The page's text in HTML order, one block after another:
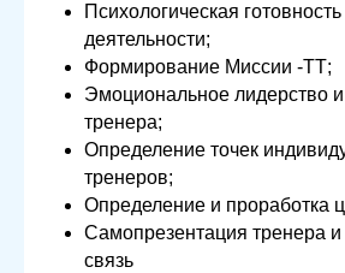
Психологическая готовность
деятельности;
Формирование Миссии -ТТ;
Эмоциональное лидерство
тренера;
Определение точек
тренеров;
Определение и проработка
Самопрезентация тренера и
связь